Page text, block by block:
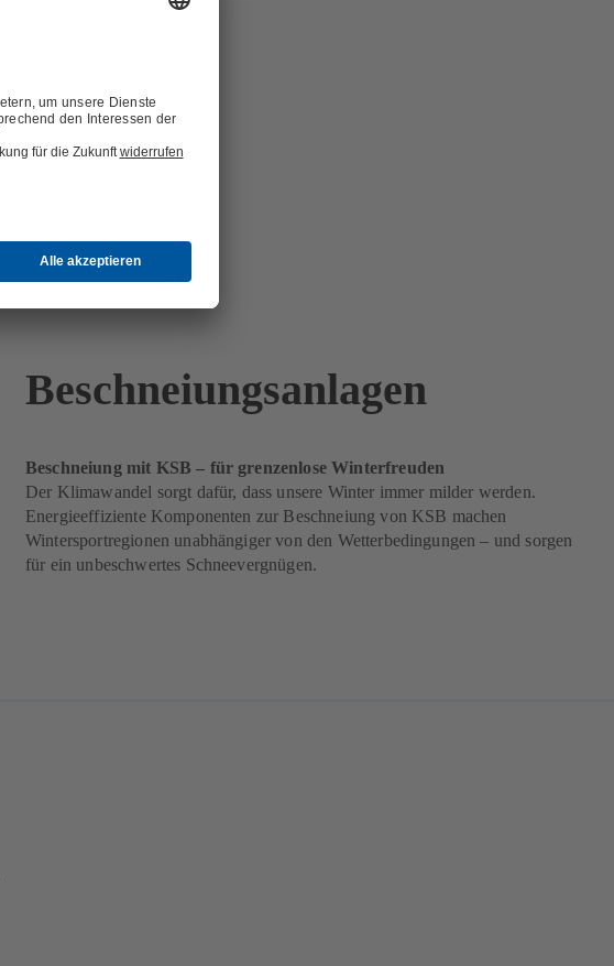
Beschneiungsanlagen
Beschneiung mit KSB – für grenzenlose Winterfreuden
Der Klimawandel sorgt dafür, dass unsere Winter immer milder werden.
Energieeffiziente Komponenten zur Beschneiung von KSB machen
Wintersportregionen unabhängiger von den Wetterbedingungen – und sorgen
für ein unbeschwertes Schneevergnügen.